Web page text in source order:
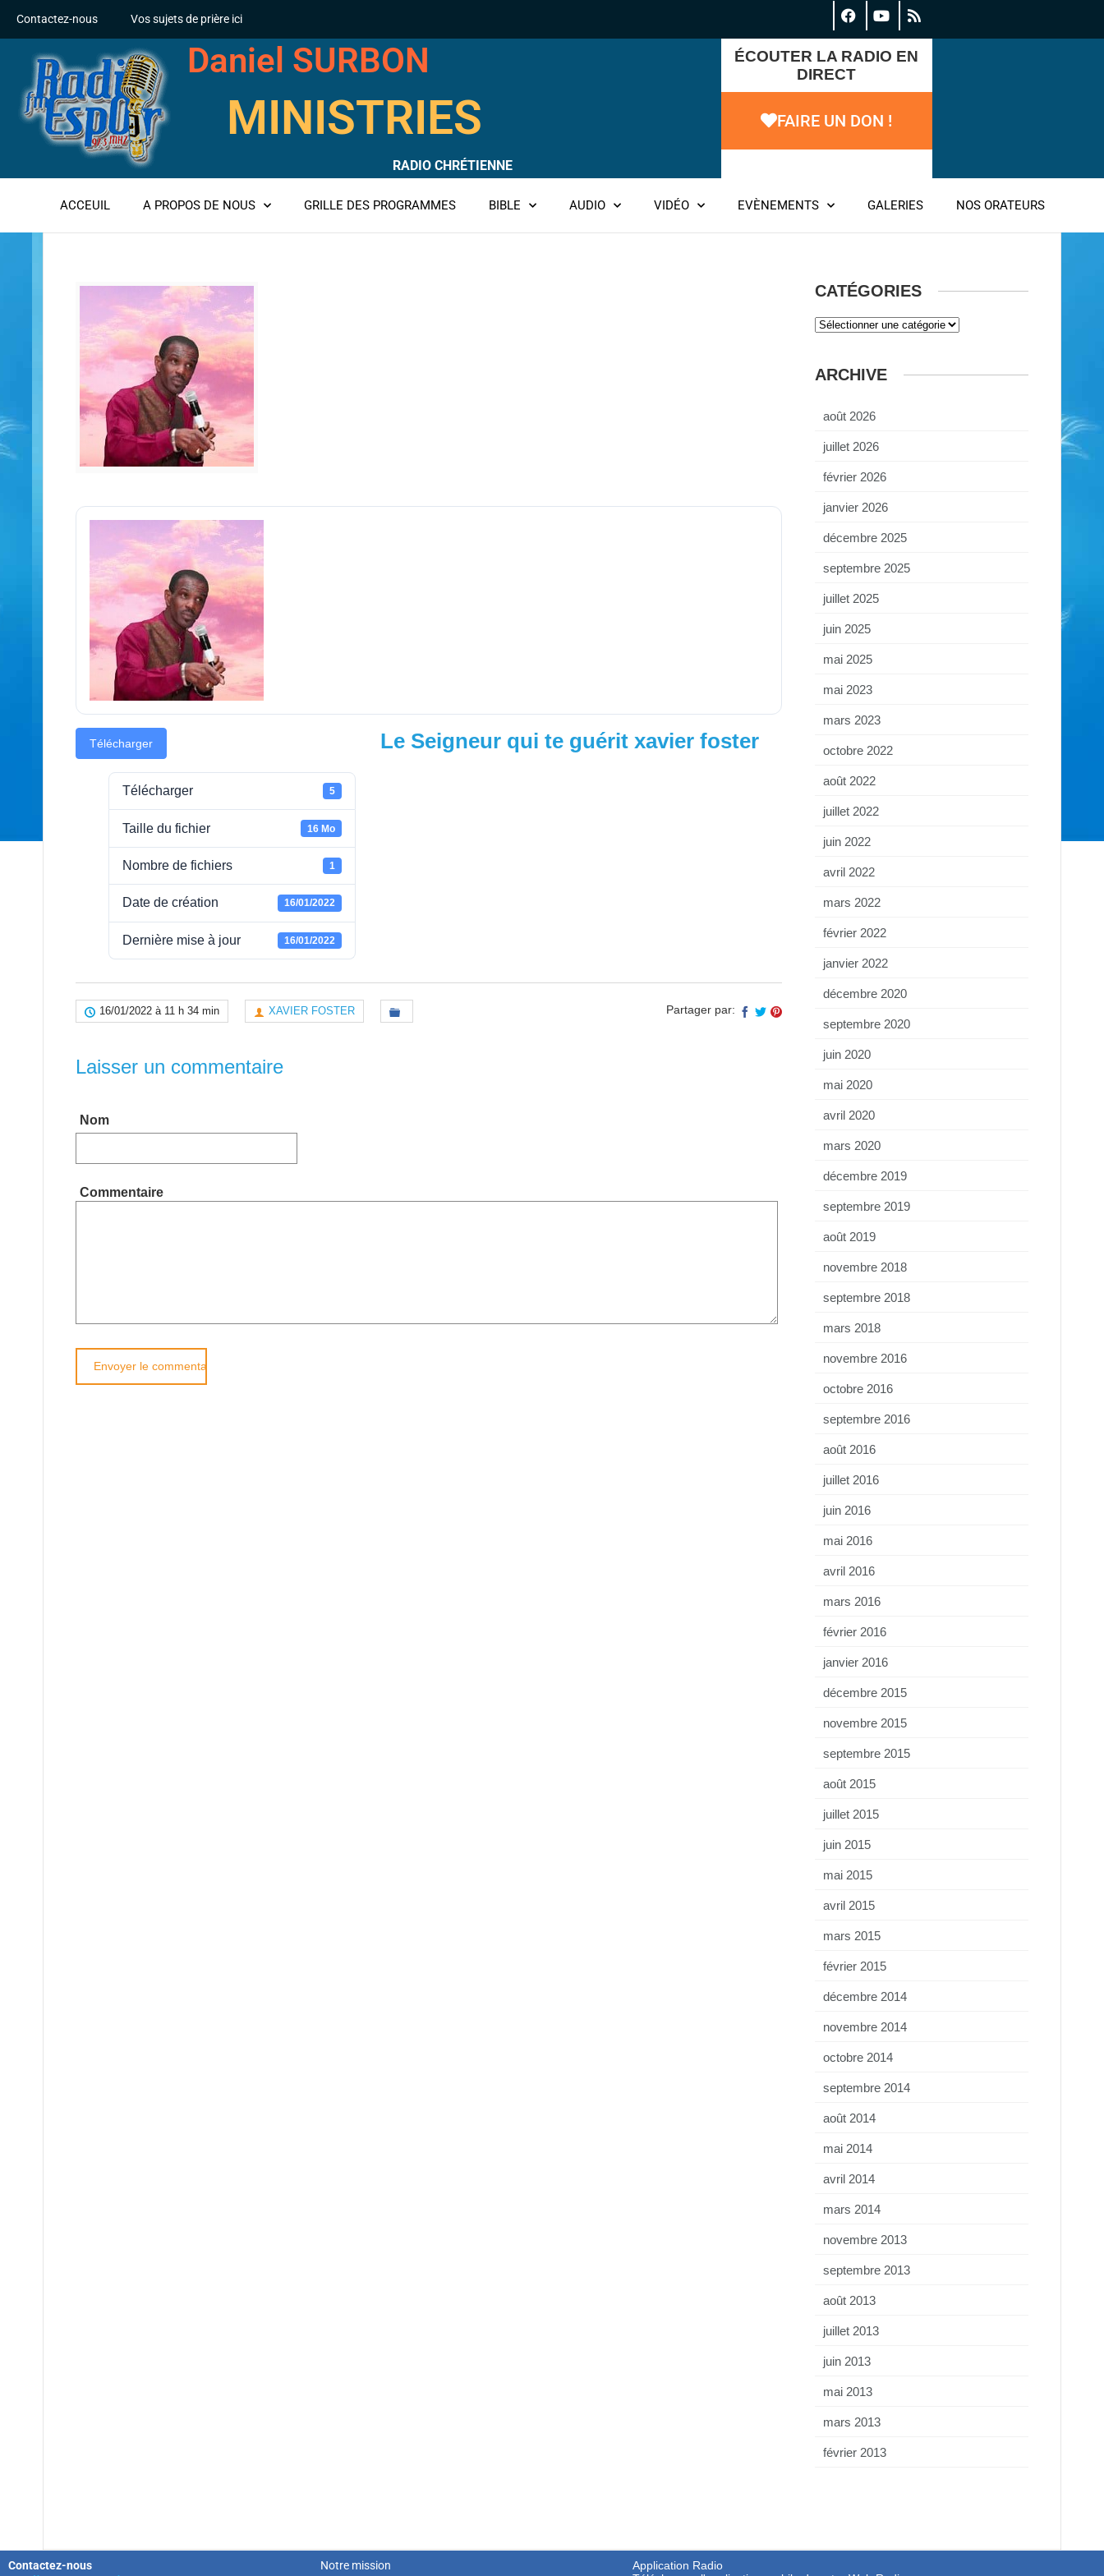
Contactez-nous Vos sujets de prière ici
Daniel SURBON
MINISTRIES
RADIO CHRÉTIENNE
ÉCOUTER LA RADIO EN
DIRECT
FAIRE UN DON !
ACCEUIL A PROPOS DE NOUS GRILLE DES PROGRAMMES BIBLE AUDIO VIDÉO EVÈNEMENTS GALERIES NOS ORATEURS
Télécharger
Télécharger 5
Taille du fichier 16 Mo
Nombre de fichiers 1
Date de création 16/01/2022
Dernière mise à jour 16/01/2022
Le Seigneur qui te guérit xavier foster
16/01/2022 à 11 h 34 min XAVIER FOSTER Partager par:
Laisser un commentaire
Nom
Commentaire
CATÉGORIES
ARCHIVE
août 2026
juillet 2026
février 2026
janvier 2026
décembre 2025
septembre 2025
juillet 2025
juin 2025
mai 2025
mai 2023
mars 2023
octobre 2022
août 2022
juillet 2022
juin 2022
avril 2022
mars 2022
février 2022
janvier 2022
décembre 2020
septembre 2020
juin 2020
mai 2020
avril 2020
mars 2020
décembre 2019
septembre 2019
août 2019
novembre 2018
septembre 2018
mars 2018
novembre 2016
octobre 2016
septembre 2016
août 2016
juillet 2016
juin 2016
mai 2016
avril 2016
mars 2016
février 2016
janvier 2016
décembre 2015
novembre 2015
septembre 2015
août 2015
juillet 2015
juin 2015
mai 2015
avril 2015
mars 2015
février 2015
décembre 2014
novembre 2014
octobre 2014
septembre 2014
août 2014
mai 2014
avril 2014
mars 2014
novembre 2013
septembre 2013
août 2013
juillet 2013
juin 2013
mai 2013
mars 2013
février 2013
Contactez-nous Notre mission
Application Radio